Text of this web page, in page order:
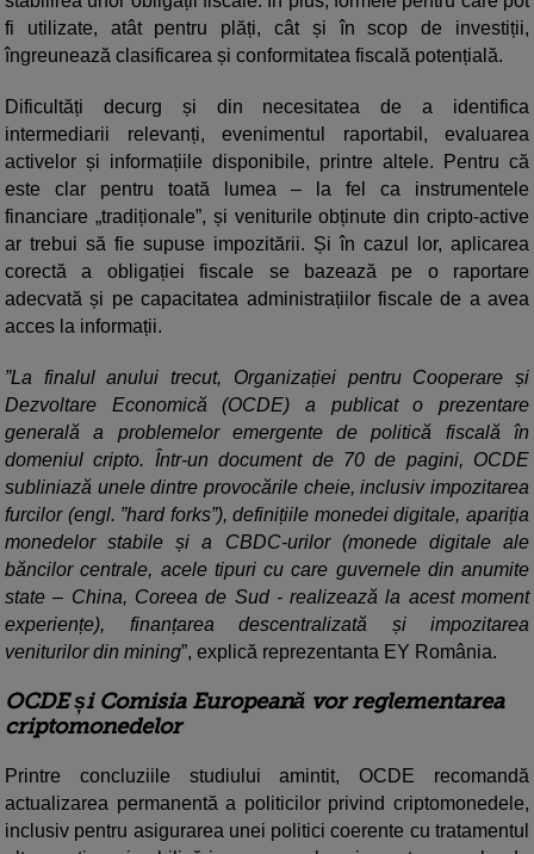
fi utilizate, atât pentru plăți, cât și în scop de investiții,
îngreunează clasificarea și conformitatea fiscală potențială.
Dificultăți decurg și din necesitatea de a identifica
intermediarii relevanți, evenimentul raportabil, evaluarea
activelor și informațiile disponibile, printre altele. Pentru că
este clar pentru toată lumea – la fel ca instrumentele
financiare „tradiționale”, și veniturile obținute din cripto-active
ar trebui să fie supuse impozitării. Și în cazul lor, aplicarea
corectă a obligației fiscale se bazează pe o raportare
adecvată și pe capacitatea administrațiilor fiscale de a avea
acces la informații.
”La finalul anului trecut, Organizației pentru Cooperare și
Dezvoltare Economică (OCDE) a publicat o prezentare
generală a problemelor emergente de politică fiscală în
domeniul cripto. Într-un document de 70 de pagini, OCDE
subliniază unele dintre provocările cheie, inclusiv impozitarea
furcilor (engl. ”hard forks”), definițiile monedei digitale, apariția
monedelor stabile și a CBDC-urilor (monede digitale ale
băncilor centrale, acele tipuri cu care guvernele din anumite
state – China, Coreea de Sud - realizează la acest moment
experiențe), finanțarea descentralizată și impozitarea
veniturilor din mining”, explică reprezentanta EY România.
OCDE și Comisia Europeană vor reglementarea
criptomonedelor
Printre concluziile studiului amintit, OCDE recomandă
actualizarea permanentă a politicilor privind criptomonedele,
inclusiv pentru asigurarea unei politici coerente cu tratamentul